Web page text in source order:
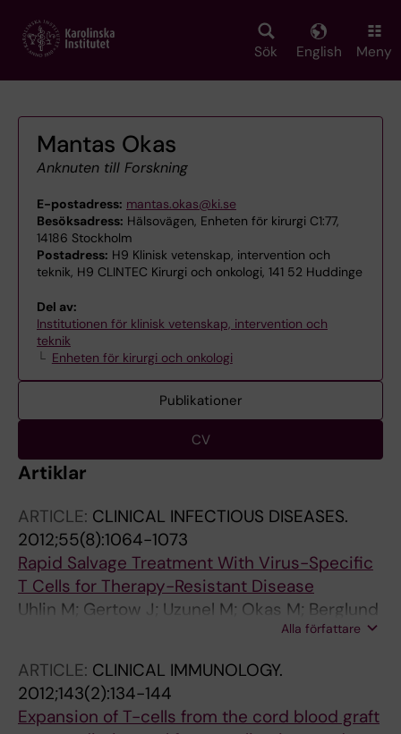
main
Sök English Meny
Mantas Okas
Anknuten till Forskning
E-postadress: mantas.okas@ki.se
Besöksadress: Hälsovägen, Enheten för kirurgi C1:77,
14186 Stockholm
Postadress: H9 Klinisk vetenskap, intervention och
teknik, H9 CLINTEC Kirurgi och onkologi, 141 52 Huddinge
Del av:
Institutionen för klinisk vetenskap, intervention och
teknik
Enheten för kirurgi och onkologi
Publikationer
CV
Artiklar
ARTICLE: CLINICAL INFECTIOUS DISEASES.
2012;55(8):1064-1073
Rapid Salvage Treatment With Virus-Specific
T Cells for Therapy-Resistant Disease
Uhlin M; Gertow J; Uzunel M; Okas M; Berglund
S; Watz E; Brune M; Ljungman P; Maeurer M;
Alla författare
ARTICLE: CLINICAL IMMUNOLOGY.
2012;143(2):134-144
Expansion of T-cells from the cord blood graft